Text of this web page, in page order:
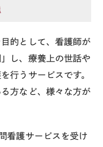
的として、看護師が
し、療養上の世話や
行うサービスです。
方など、様々な方が
看護サービスを受け